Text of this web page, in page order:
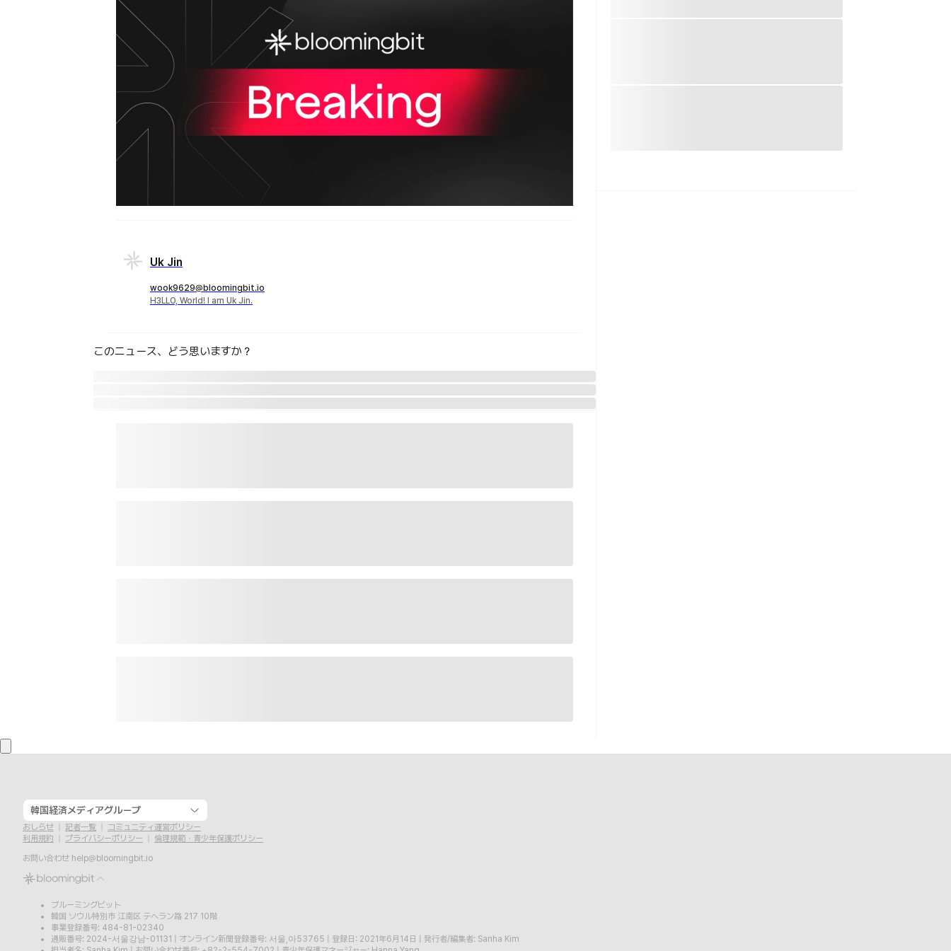
Uk Jin
wook9629@bloomingbit.io
H3LLO, World! I am Uk Jin.
このニュース、どう思いますか？
韓国経済メディアグループ
おしらせ 記者一覧
コミュニティ運営ポリシー
利用規約
プライバシーポリシー
倫理規範・青少年保護ポリシー
お問い合わせ help@bloomingbit.io
ブルーミングビット
韓国 ソウル特別市 江南区 テヘラン路 217 10階
事業登録番号: 484-81-02340
通販番号: 2024-서울강남-01131
オンライン新聞登録番号: 서울,아53765 登録日: 2021年6月14日
発行者/編集者: Sanha Kim